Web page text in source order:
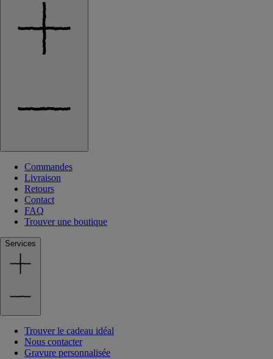
Commandes
Livraison
Retours
Contact
FAQ
Trouver une boutique
Services
Trouver le cadeau idéal
Nous contacter
Gravure personnalisée